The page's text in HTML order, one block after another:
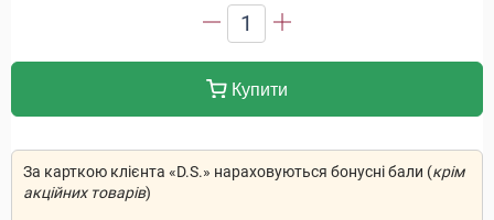
1
Купити
За карткою клієнта «D.S.» нараховуються бонусні бали (крім
акційних товарів)